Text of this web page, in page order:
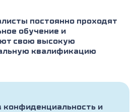
постоянно проходят
обучение и
свою высокую
квалификацию
конфиденциальность и